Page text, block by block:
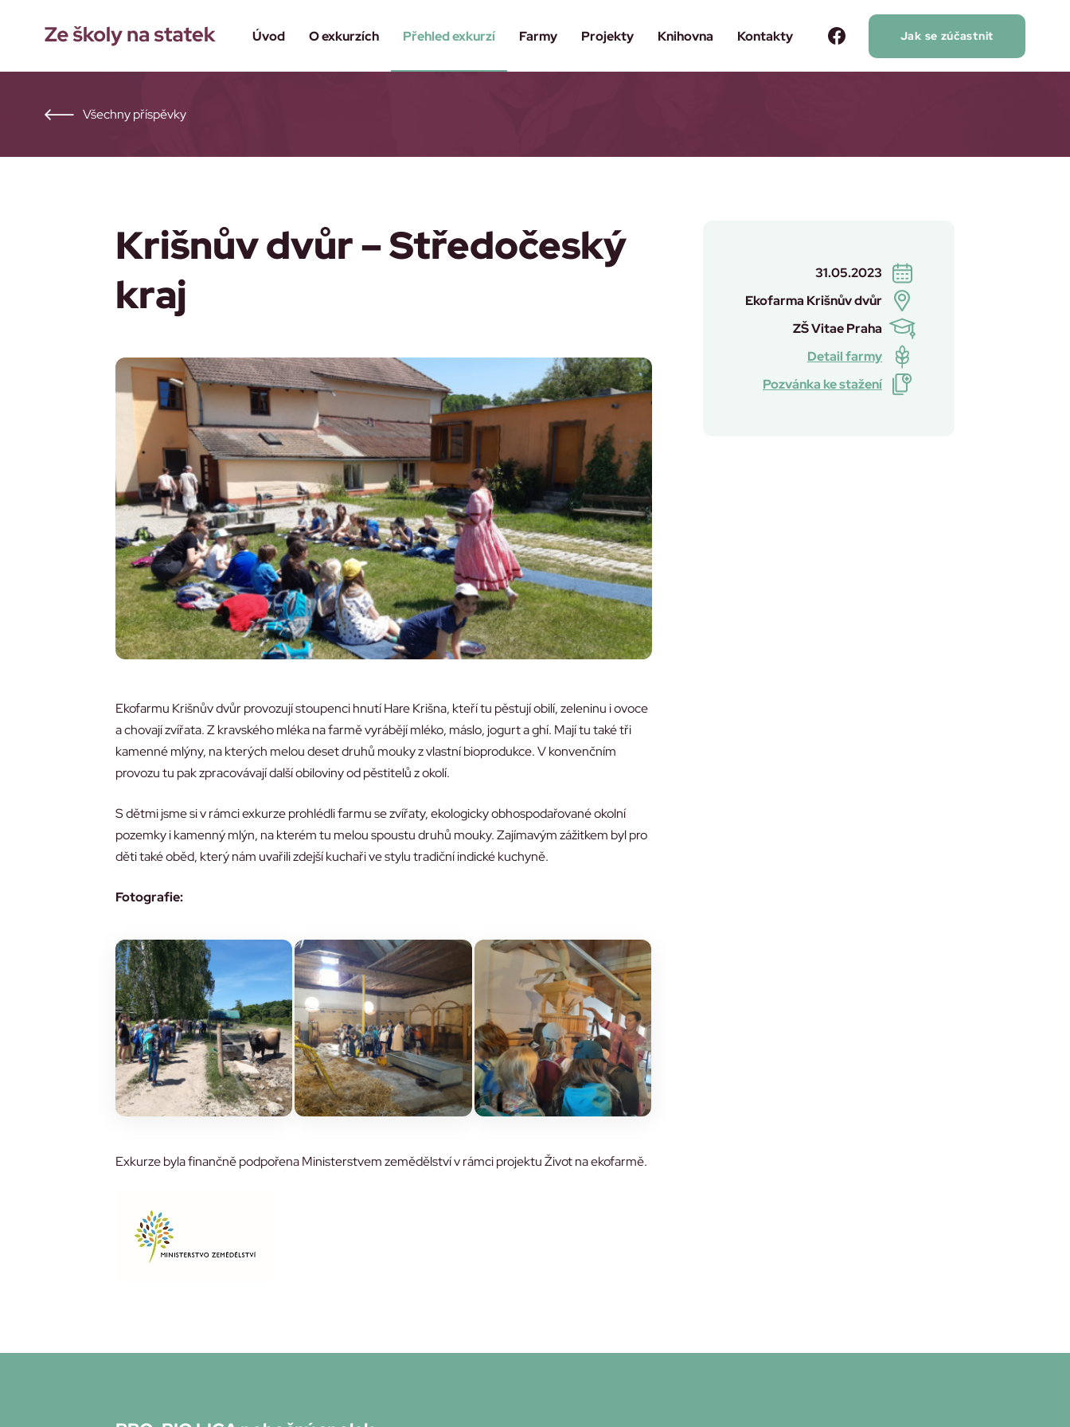
Úvod O exkurzích Přehled exkurzí Farmy Projekty Knihovna Kontakty Jak se zúčastnit
Všechny příspěvky
Krišnův dvůr – Středočeský
kraj
Ekofarmu Krišnův dvůr provozují stoupenci hnutí Hare Krišna, kteří tu pěstují obilí, zeleninu i ovoce
a chovají zvířata. Z kravského mléka na farmě vyrábějí mléko, máslo, jogurt a ghí. Mají tu také tři
kamenné mlýny, na kterých melou deset druhů mouky z vlastní bioprodukce. V konvenčním
provozu tu pak zpracovávají další obiloviny od pěstitelů z okolí.
S dětmi jsme si v rámci exkurze prohlédli farmu se zvířaty, ekologicky obhospodařované okolní
pozemky i kamenný mlýn, na kterém tu melou spoustu druhů mouky. Zajímavým zážitkem byl pro
děti také oběd, který nám uvařili zdejší kuchaři ve stylu tradiční indické kuchyně.
Fotografie:
Exkurze byla finančně podpořena Ministerstvem zemědělství v rámci projektu Život na ekofarmě.
31.05.2023
Ekofarma Krišnův dvůr
ZŠ Vitae Praha
Detail farmy
Pozvánka ke stažení